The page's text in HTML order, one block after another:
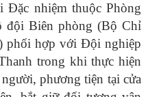
Đặc nhiệm thuộc Phòng
đội Biên phòng (Bộ Chỉ
phối hợp với Đội nghiệp
trong khi thực hiện
phương tiện tại cửa